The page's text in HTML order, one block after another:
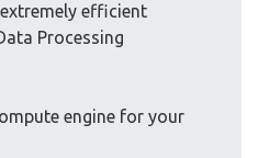
efficient
Processing
engine for your